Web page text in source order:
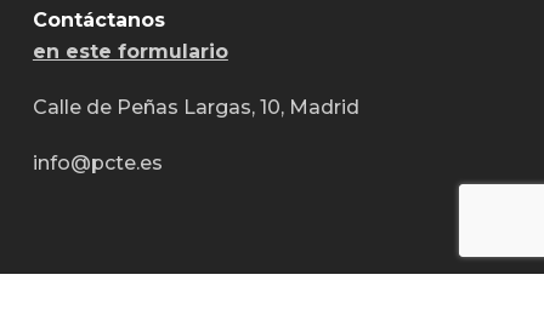
Contáctanos
en este formulario
Calle de Peñas Largas, 10, Madrid
info@pcte.es